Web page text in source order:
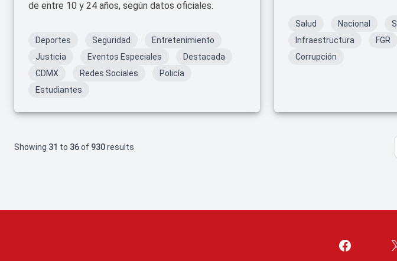
de entre 10 y 24 años, según datos oficiales.
Deportes Seguridad
Entretenimiento
Justicia
Eventos Especiales
Destacada
CDMX
Redes Sociales
Policía
Estudiantes
Salud Nacional
Infraestructura
FGR
Corrupción
Showing 31 to 36of 930results